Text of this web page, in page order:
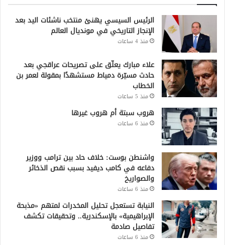
الرئيس السيسي يهنئ منتخب ناشئات اليد بعد
الإنجاز التاريخي في مونديال العالم
منذ 4 ساعات
علاء مبارك يعلّق على تصريحات عراقجي بعد
حادث مسيّرة دمياط مستشهدًا بمقولة لعمر بن
الخطاب
منذ 5 ساعات
هروب سبتة أم هروب غيرها
منذ 6 ساعات
واشنطن بوست: خلاف حاد بين ترامب ووزير
دفاعه في كامب ديفيد بسبب نقص الذخائر
والصواريخ
منذ 6 ساعات
النيابة تستعجل تحليل المخدرات لمتهم «مذبحة
الإبراهيمية» بالإسكندرية.. وتحقيقات تكشف
تفاصيل صادمة
منذ 6 ساعات